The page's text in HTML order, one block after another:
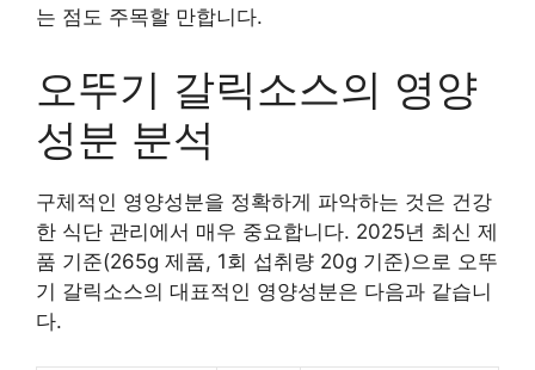
는 점도 주목할 만합니다.
오뚜기 갈릭소스의 영양
성분 분석
구체적인 영양성분을 정확하게 파악하는 것은 건강
한 식단 관리에서 매우 중요합니다. 2025년 최신 제
품 기준(265g 제품, 1회 섭취량 20g 기준)으로 오뚜
기 갈릭소스의 대표적인 영양성분은 다음과 같습니
다.